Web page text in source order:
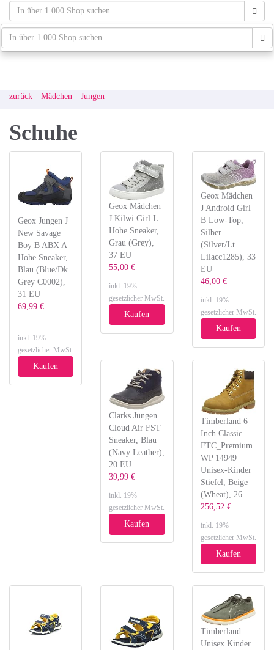
Skip
main
content
schaufenster.de
zurück Mädchen Jungen
Schuhe
Geox Jungen J
New Savage
Boy B ABX A
Hohe Sneaker,
Blau (Blue/Dk
Grey C0002),
31 EU
69,99 €
inkl. 19%
gesetzlicher MwSt.
Kaufen
Geox Mädchen
J Kilwi Girl L
Hohe Sneaker,
Grau (Grey),
37 EU
55,00 €
inkl. 19%
gesetzlicher MwSt.
Kaufen
Geox Mädchen
J Android Girl
B Low-Top,
Silber
(Silver/Lt
Lilacc1285), 33
EU
46,00 €
inkl. 19%
gesetzlicher MwSt.
Kaufen
Clarks Jungen
Cloud Air FST
Sneaker, Blau
(Navy Leather),
20 EU
39,99 €
inkl. 19%
gesetzlicher MwSt.
Kaufen
Timberland 6
Inch Classic
FTC_Premium
WP 14949
Unisex-Kinder
Stiefel, Beige
(Wheat), 26
256,52 €
inkl. 19%
gesetzlicher MwSt.
Kaufen
Timberland
Unisex Kinder